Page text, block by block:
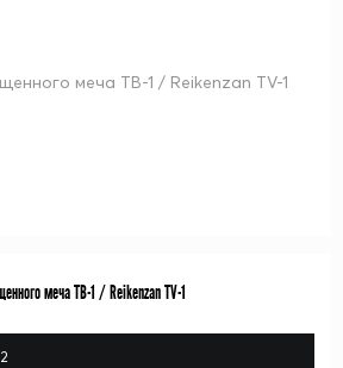
меча ТВ-1 / Reikenzan TV-1
меча ТВ-1 / Reikenzan TV-1